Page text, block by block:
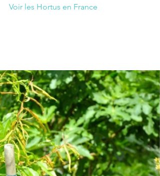
Voir les Hortus en France